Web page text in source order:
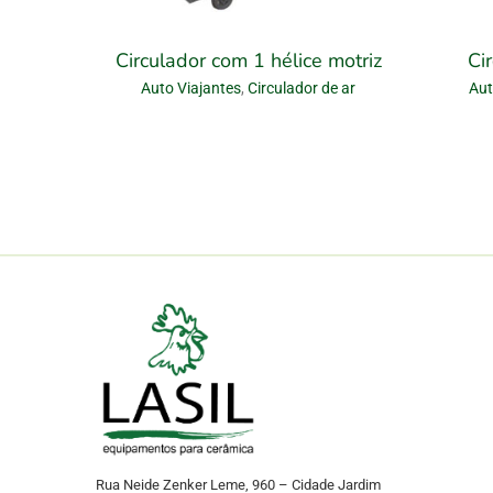
Circulador com 1 hélice motriz
Auto Viajantes,Circulador de ar
Rua Neide Zenker Leme, 960 – Cidade Jardim